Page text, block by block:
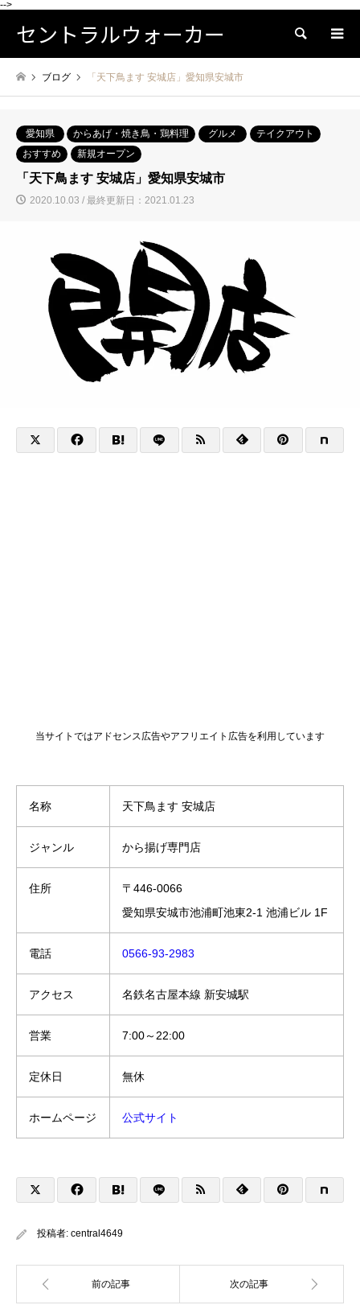
-->
セントラルウォーカー 検索
ブログ 「天下鳥ます 安城店」愛知県安城市
愛知県 からあげ・焼き鳥・鶏料理 グルメ
テイクアウト
おすすめ
新規オープン
「天下鳥ます 安城店」愛知県安城市
2020.10.03 / 最終更新日：2021.01.23
当サイトではアドセンス広告やアフリエイト広告を利用しています
名称 天下鳥ます 安城店
ジャンル から揚げ専門店
住所
〒446-0066
愛知県安城市池浦町池東2-1 池浦ビル 1F
電話 0566-93-2983
アクセス 名鉄名古屋本線 新安城駅
営業 7:00～22:00
定休日 無休
ホームページ 公式サイト
投稿者: central4649